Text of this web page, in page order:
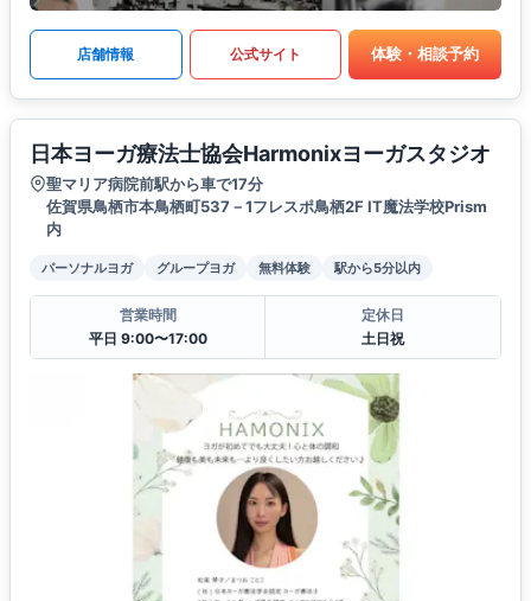
店舗情報 公式サイト 体験・相談予約
日本ヨーガ療法士協会Harmonixヨーガスタジオ
聖マリア病院前駅から車で17分
佐賀県鳥栖市本鳥栖町537－1フレスポ鳥栖2F IT魔法学校Prism
内
パーソナルヨガ グループヨガ 無料体験 駅から5分以内
営業時間
平日 9:00〜17:00
定休日
土日祝